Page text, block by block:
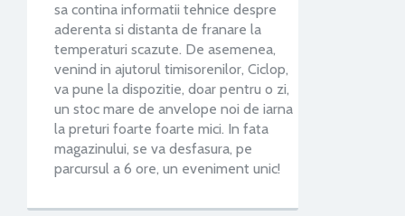
sa contina informatii tehnice despre
aderenta si distanta de franare la
temperaturi scazute. De asemenea,
venind in ajutorul timisorenilor, Ciclop,
va pune la dispozitie, doar pentru o zi,
un stoc mare de anvelope noi de iarna
la preturi foarte foarte mici. In fata
magazinului, se va desfasura, pe
parcursul a 6 ore, un eveniment unic!